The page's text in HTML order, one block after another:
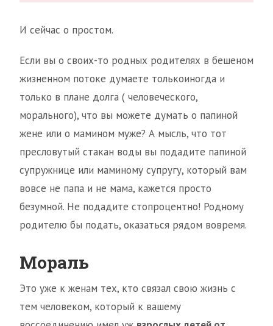
И сейчас о простом.
Если вы о своих-то родных родителях в бешеном
жизненном потоке думаете толькоиногда и
только в плане долга ( человеческого,
морального), что вы можете думать о папиной
жене или о мамином муже? А мысль, что тот
пресловутый стакан воды вы подадите папиной
супружнице или маминому супругу, который вам
вовсе не папа и не мама, кажется просто
безумной. Не подадите стопроцентно! Родному
родителю бы подать, оказаться рядом вовремя.
Мораль
Это уже к женам тех, кто связал свою жизнь с
тем человеком, который к вашему